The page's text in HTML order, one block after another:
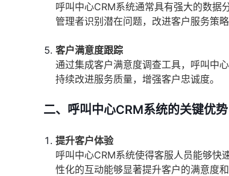
呼叫中心CRM系统通常具有强大的数据
管理者识别潜在问题，改进客户服务策
客户满意度跟踪
通过集成客户满意度调查工具，呼叫中
持续改进服务质量，增强客户忠诚度。
二、呼叫中心CRM系统的关键优势
提升客户体验
呼叫中心CRM系统使得客服人员能够快
性化的互动能够显著提升客户的满意度和